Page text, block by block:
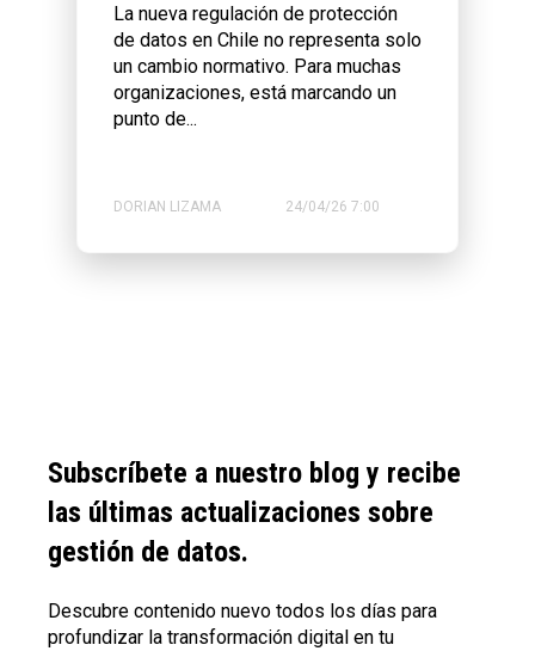
La nueva regulación de protección
de datos en Chile no representa solo
un cambio normativo. Para muchas
organizaciones, está marcando un
punto de...
DORIAN LIZAMA 24/04/26 7:00
Subscríbete a nuestro blog y recibe
las últimas actualizaciones sobre
gestión de datos.
Descubre contenido nuevo todos los días para
profundizar la transformación digital en tu